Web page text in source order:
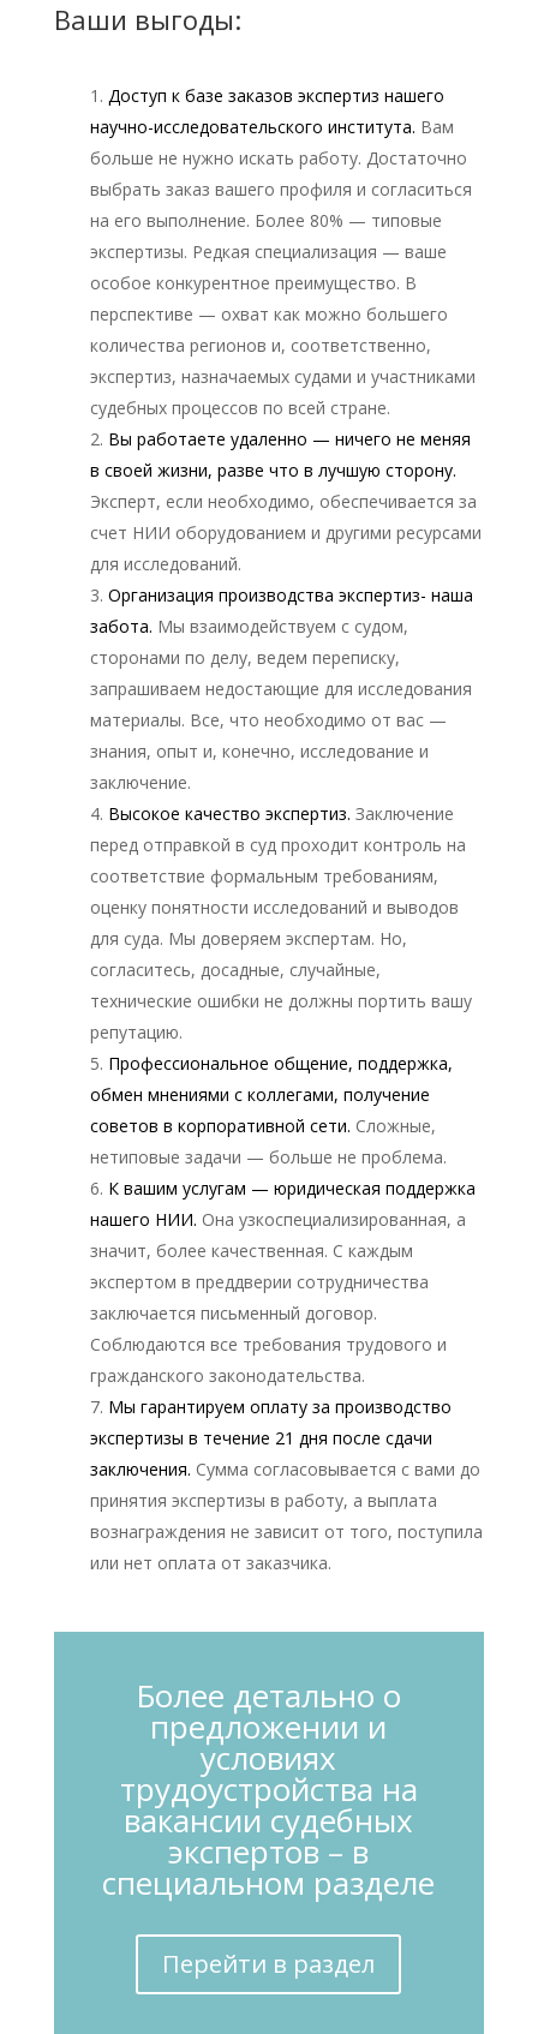
Ваши выгоды:
Доступ к базе заказов экспертиз нашего
научно-исследовательского института. Вам
больше не нужно искать работу. Достаточно
выбрать заказ вашего профиля и согласиться
на его выполнение. Более 80% — типовые
экспертизы. Редкая специализация — ваше
особое конкурентное преимущество. В
перспективе — охват как можно большего
количества регионов и, соответственно,
экспертиз, назначаемых судами и участниками
судебных процессов по всей стране.
Вы работаете удаленно — ничего не меняя
в своей жизни, разве что в лучшую сторону.
Эксперт, если необходимо, обеспечивается за
счет НИИ оборудованием и другими ресурсами
для исследований.
Организация производства экспертиз- наша
забота. Мы взаимодействуем с судом,
сторонами по делу, ведем переписку,
запрашиваем недостающие для исследования
материалы. Все, что необходимо от вас —
знания, опыт и, конечно, исследование и
заключение.
Высокое качество экспертиз. Заключение
перед отправкой в суд проходит контроль на
соответствие формальным требованиям,
оценку понятности исследований и выводов
для суда. Мы доверяем экспертам. Но,
согласитесь, досадные, случайные,
технические ошибки не должны портить вашу
репутацию.
Профессиональное общение, поддержка,
обмен мнениями с коллегами, получение
советов в корпоративной сети. Сложные,
нетиповые задачи — больше не проблема.
К вашим услугам — юридическая поддержка
нашего НИИ. Она узкоспециализированная, а
значит, более качественная. С каждым
экспертом в преддверии сотрудничества
заключается письменный договор.
Соблюдаются все требования трудового и
гражданского законодательства.
Мы гарантируем оплату за производство
экспертизы в течение 21 дня после сдачи
заключения. Сумма согласовывается с вами до
принятия экспертизы в работу, а выплата
вознаграждения не зависит от того, поступила
или нет оплата от заказчика.
Более детально о
предложении и
условиях
трудоустройства на
вакансии судебных
экспертов – в
специальном разделе
Перейти в раздел